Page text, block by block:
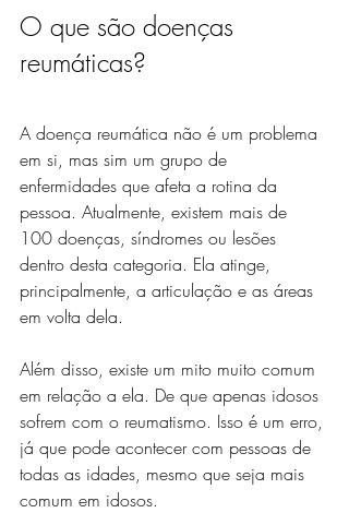
O que são doenças
reumáticas?
A doença reumática não é um problema
em si, mas sim um grupo de
enfermidades que afeta a rotina da
pessoa. Atualmente, existem mais de
100 doenças, síndromes ou lesões
dentro desta categoria. Ela atinge,
principalmente, a articulação e as áreas
em volta dela.
Além disso, existe um mito muito comum
em relação a ela. De que apenas idosos
sofrem com o reumatismo. Isso é um erro,
já que pode acontecer com pessoas de
todas as idades, mesmo que seja mais
comum em idosos.